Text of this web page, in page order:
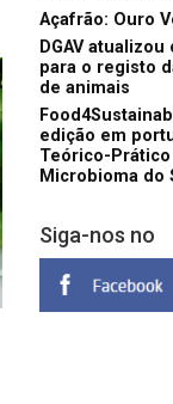
Açafrão: Ouro
DGAV
para o registo
de animais
edição em
Teórico-
Microbioma do
Siga-nos no